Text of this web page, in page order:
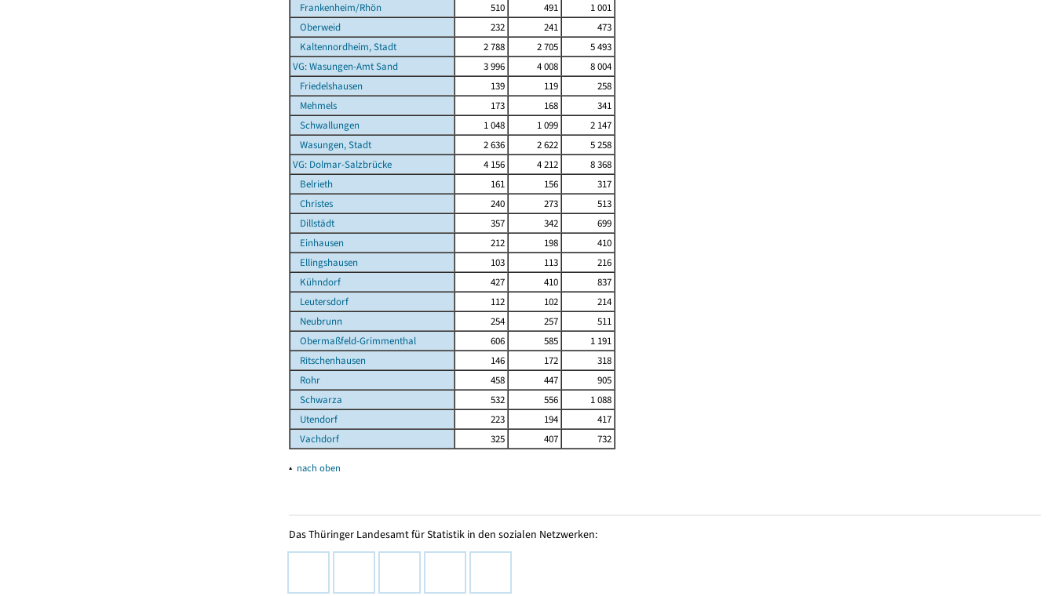
Frankenheim/Rhön
510 491
1 001
Oberweid
232 241
473
Kaltennordheim, Stadt
2 788 2 705
5 493
VG: Wasungen-Amt Sand
3 996 4 008
8 004
Friedelshausen
139 119
258
Mehmels
173 168
341
Schwallungen
1 048 1 099
2 147
Wasungen, Stadt
2 636 2 622
5 258
VG: Dolmar-Salzbrücke
4 156 4 212
8 368
Belrieth
161 156
317
Christes
240 273
513
Dillstädt
357 342
699
Einhausen
212 198
410
Ellingshausen
103 113
216
Kühndorf
427 410
837
Leutersdorf
112 102
214
Neubrunn
254 257
511
Obermaßfeld-Grimmenthal
606 585
1 191
Ritschenhausen
146 172
318
Rohr
458 447
905
Schwarza
532 556
1 088
Utendorf
223 194
417
Vachdorf
325 407 732
▴ nach oben
Das Thüringer Landesamt für Statistik in den sozialen Netzwerken: